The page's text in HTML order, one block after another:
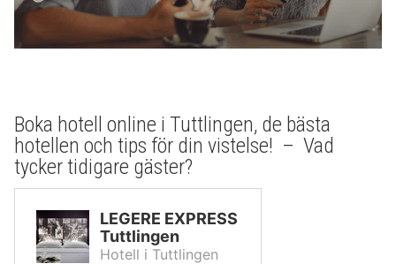
Boka hotell online i Tuttlingen, de bästa
hotellen och tips för din vistelse! – Vad
tycker tidigare gäster?
LEGERE EXPRESS
Tuttlingen
Hotell i Tuttlingen